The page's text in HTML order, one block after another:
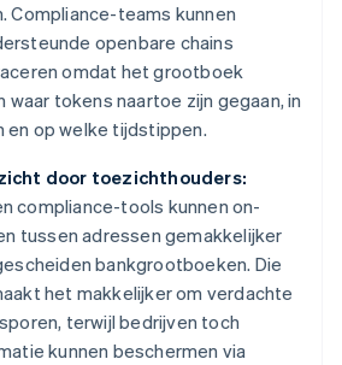
Compliance-teams kunnen
openbare chains
omdat het grootboek
waar tokens naartoe zijn gegaan, in
en op welke tijdstippen.
door toezichthouders:
compliance-tools kunnen on-
tussen adressen gemakkelijker
bankgrootboeken. Die
het makkelijker om verdachte
terwijl bedrijven toch
kunnen beschermen via